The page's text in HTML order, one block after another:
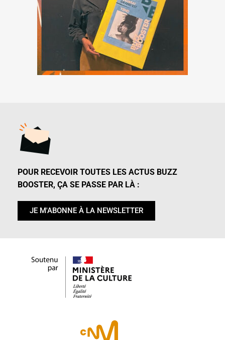
POUR RECEVOIR TOUTES LES ACTUS BUZZ
BOOSTER, ÇA SE PASSE PAR LÀ :
JE M'ABONNE À LA NEWSLETTER